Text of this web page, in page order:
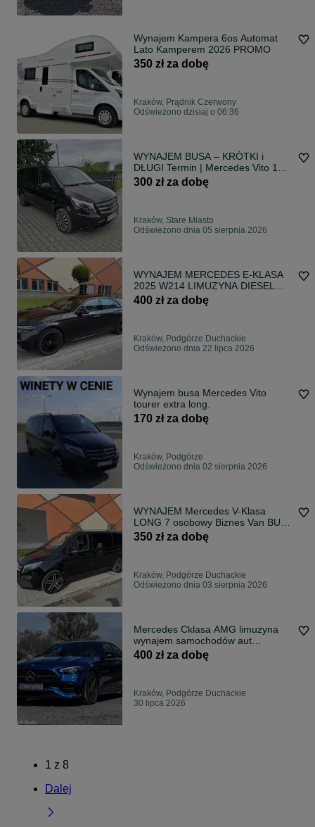
Wynajem Kampera 6os Automat
Lato Kamperem 2026 PROMO
350 zł za dobę
Kraków, Prądnik Czerwony
Odświeżono dzisiaj o 06:36
WYNAJEM BUSA – KRÓTKI i
DŁUGI Termin | Mercedes Vito 119
CDI 4x4 | 8 i 9 OSÓB | Kraków
300 zł za dobę
Kraków, Stare Miasto
Odświeżono dnia 05 sierpnia 2026
WYNAJEM MERCEDES E-KLASA
2025 W214 LIMUZYNA DIESEL
4MATIC
400 zł za dobę
Kraków, Podgórze Duchackie
Odświeżono dnia 22 lipca 2026
Wynajem busa Mercedes Vito
tourer extra long.
170 zł za dobę
Kraków, Podgórze
Odświeżono dnia 02 sierpnia 2026
WYNAJEM Mercedes V-Klasa
LONG 7 osobowy Biznes Van BUS
AUTOMAT VIP
350 zł za dobę
Kraków, Podgórze Duchackie
Odświeżono dnia 03 sierpnia 2026
Mercedes Cklasa AMG limuzyna
wynajem samochodów aut
wypożyczalnia
400 zł za dobę
Kraków, Podgórze Duchackie
30 lipca 2026
1 z 8
Dalej